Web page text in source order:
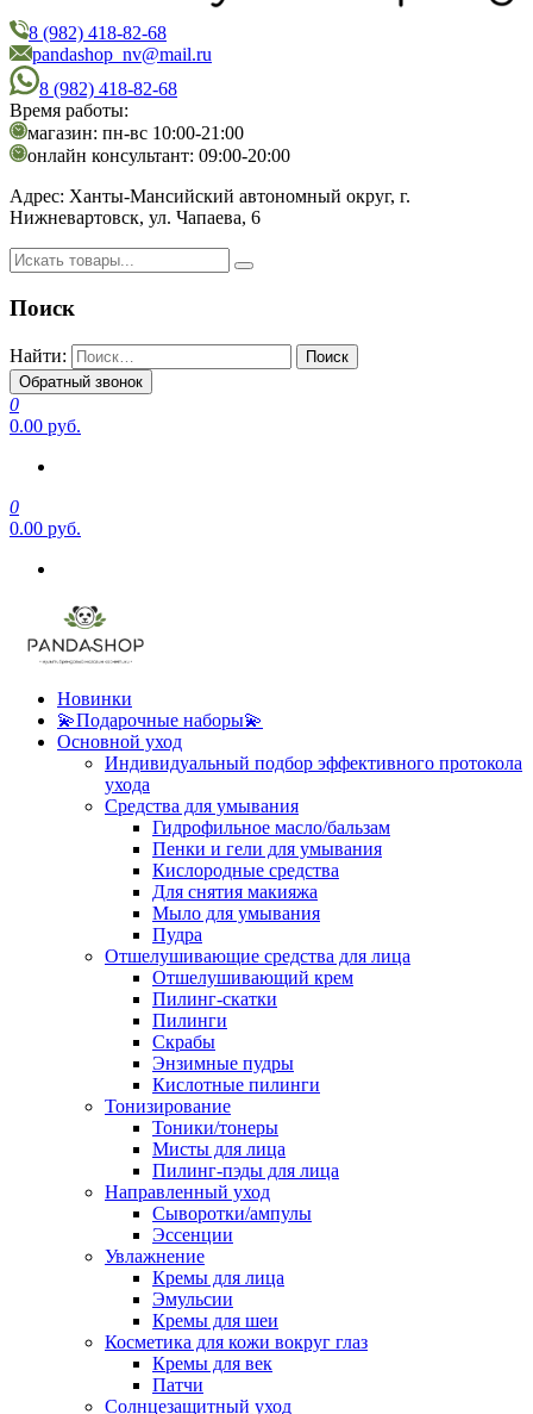
PandaShop
Интернет-магазин косметики
8 (982) 418-82-68
pandashop_nv@mail.ru
8 (982) 418-82-68
Время работы:
магазин: пн-вс 10:00-21:00
онлайн консультант: 09:00-20:00
Адрес: Ханты-Мансийский автономный округ, г.
Нижневартовск, ул. Чапаева, 6
Поиск
Найти:
Обратный звонок
0
0.00 руб.
0
0.00 руб.
Новинки
💫Подарочные наборы💫
Основной уход
Индивидуальный подбор эффективного протокола
ухода
Средства для умывания
Гидрофильное масло/бальзам
Пенки и гели для умывания
Кислородные средства
Для снятия макияжа
Мыло для умывания
Пудра
Отшелушивающие средства для лица
Отшелушивающий крем
Пилинг-скатки
Пилинги
Скрабы
Энзимные пудры
Кислотные пилинги
Тонизирование
Тоники/тонеры
Мисты для лица
Пилинг-пэды для лица
Направленный уход
Сыворотки/ампулы
Эссенции
Увлажнение
Кремы для лица
Эмульсии
Кремы для шеи
Косметика для кожи вокруг глаз
Кремы для век
Патчи
Солнцезащитный уход